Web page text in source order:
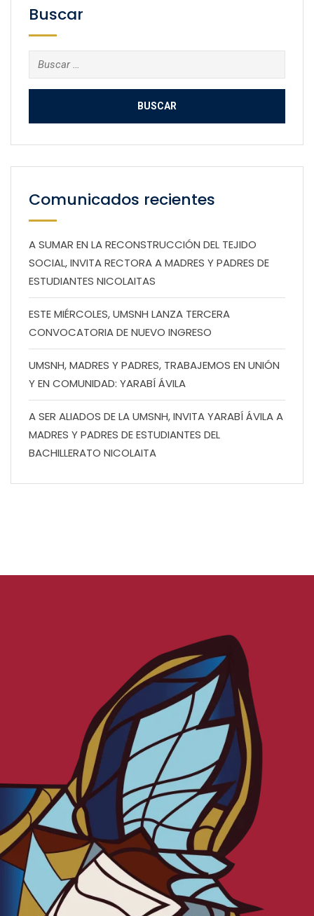
Buscar
Buscar:
Comunicados recientes
A SUMAR EN LA RECONSTRUCCIÓN DEL TEJIDO
SOCIAL, INVITA RECTORA A MADRES Y PADRES DE
ESTUDIANTES NICOLAITAS
ESTE MIÉRCOLES, UMSNH LANZA TERCERA
CONVOCATORIA DE NUEVO INGRESO
UMSNH, MADRES Y PADRES, TRABAJEMOS EN UNIÓN
Y EN COMUNIDAD: YARABÍ ÁVILA
A SER ALIADOS DE LA UMSNH, INVITA YARABÍ ÁVILA A
MADRES Y PADRES DE ESTUDIANTES DEL
BACHILLERATO NICOLAITA